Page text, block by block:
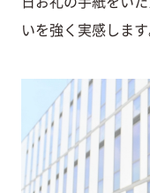
いを強く実感します